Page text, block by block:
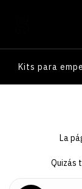
Kits para
La
Quizás